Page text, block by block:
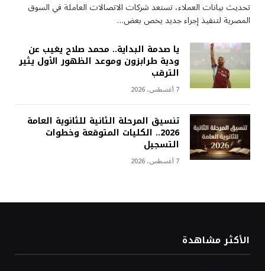
تحديث بيانات العملاء، تستعد شركات الاتصالات العاملة في السوق
المصرية لتنفيذ إجراء جديد يخص بعض…
يا صدمة البداية.. محمد صلاح يغيب عن
ودية طرابزون وموعد الظهور الأول يثير
الترقب
7 أغسطس، 2026
تنسيق المرحلة الثانية للثانوية العامة
2026.. الكليات المتوقعة وخطوات
التسجيل
7 أغسطس، 2026
الأكثر مشاهدة